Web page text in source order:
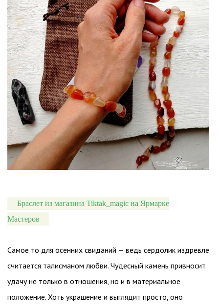
Браслет из магазина Tiktak_magic на Ярмарке
Мастеров
Самое то для осенних свиданий — ведь сердолик издревле
считается талисманом любви. Чудесный камень привносит
удачу не только в отношения, но и в материальное
положение. Хоть украшение и выглядит просто, оно